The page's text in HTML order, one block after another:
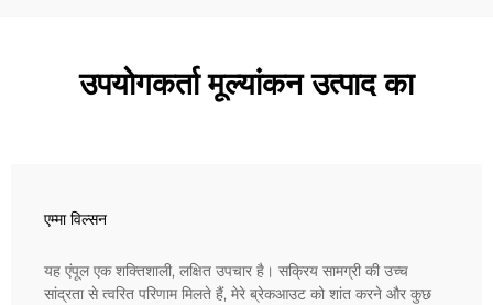
उपयोगकर्ता मूल्यांकन उत्पाद का
एम्मा विल्सन
यह एंपूल एक शक्तिशाली, लक्षित उपचार है। सक्रिय सामग्री की उच्च
सांद्रता से त्वरित परिणाम मिलते हैं, मेरे ब्रेकआउट को शांत करने और कुछ